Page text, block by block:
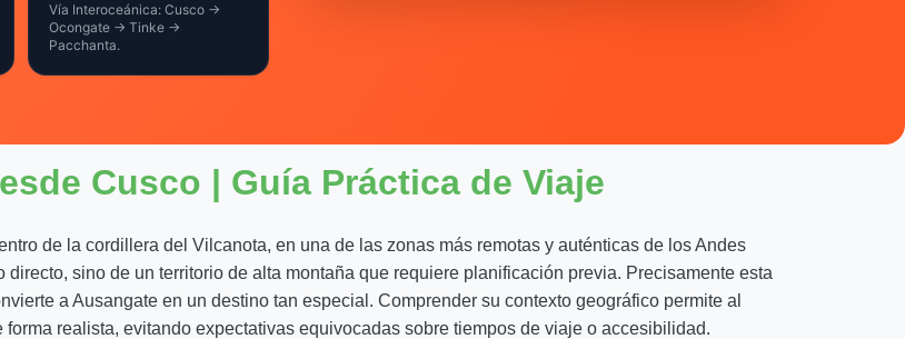
Vía Interoceánica: Cusco →
Ocongate → Tinke →
Pacchanta.
Cusco | Guía Práctica de Viaje
de la cordillera del Vilcanota, en una de las zonas más remotas y auténticas de los Andes
sino de un territorio de alta montaña que requiere planificación previa. Precisamente esta
a Ausangate en un destino tan especial. Comprender su contexto geográfico permite al
realista, evitando expectativas equivocadas sobre tiempos de viaje o accesibilidad.